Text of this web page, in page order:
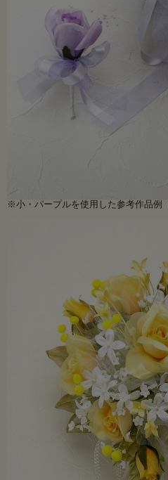
※小・パープルを使用した参考作品例